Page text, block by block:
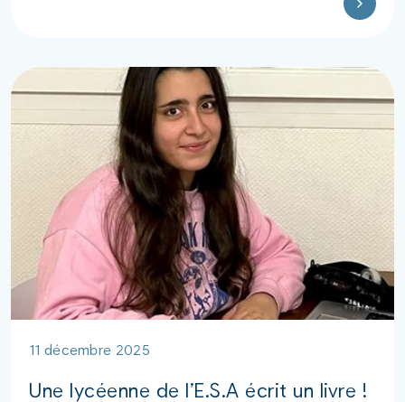
11 décembre 2025
Une lycéenne de l’E.S.A écrit un livre !